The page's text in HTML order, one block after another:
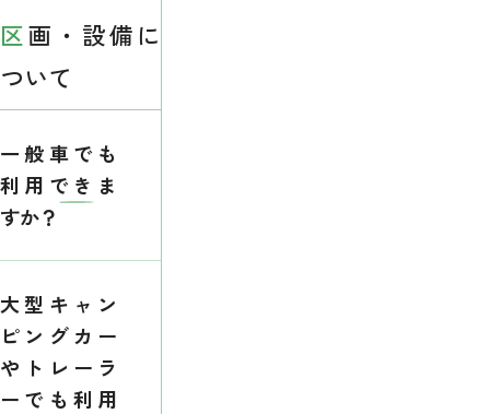
区画・設備に
ついて
一般車でも
利用できま
すか？
大型キャン
ピングカー
やトレーラ
ーでも利用